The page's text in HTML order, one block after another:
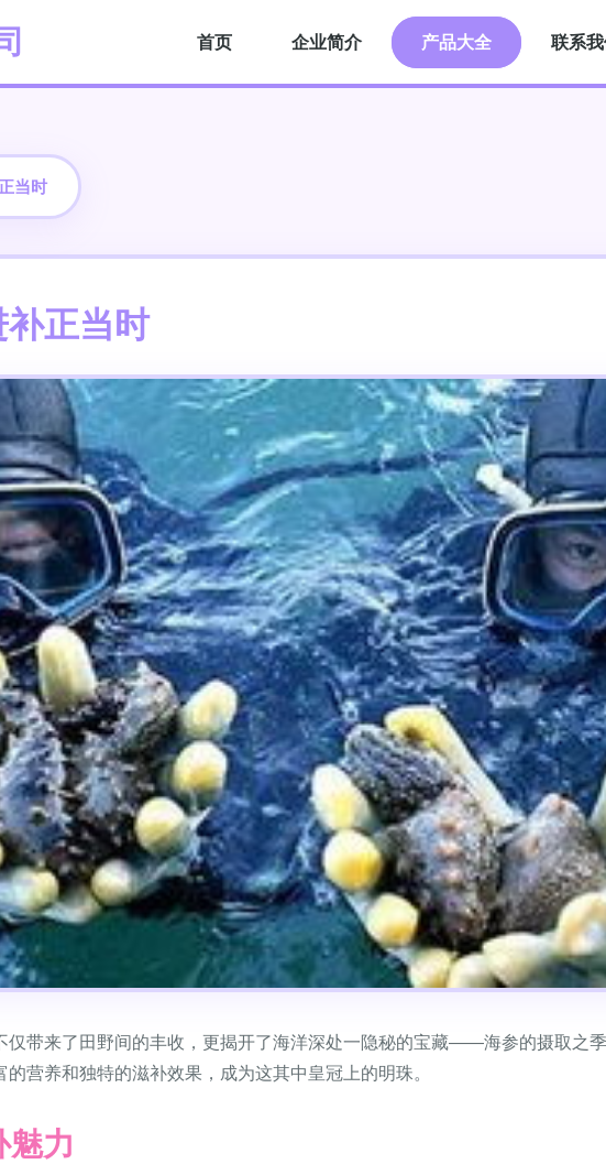
首页 企业简介 产品大全 联系我
当时
正当时
仅带来了田野间的丰收，更揭开了海洋深处一隐秘的宝藏——海参的摄取之
营养和独特的滋补效果，成为这其中皇冠上的明珠。
魅力